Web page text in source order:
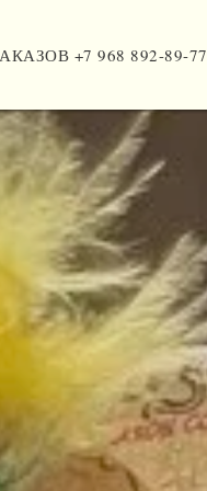
+7 968 892-89-77
+7 968 892-89-77